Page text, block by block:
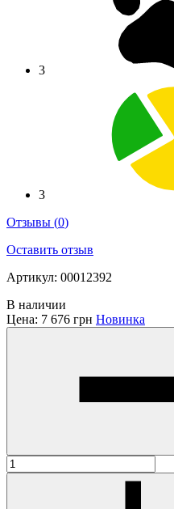
3
3
Отзывы (0)
Оставить отзыв
Артикул: 00012392
В наличии
Цена: 7 676 грн Новинка